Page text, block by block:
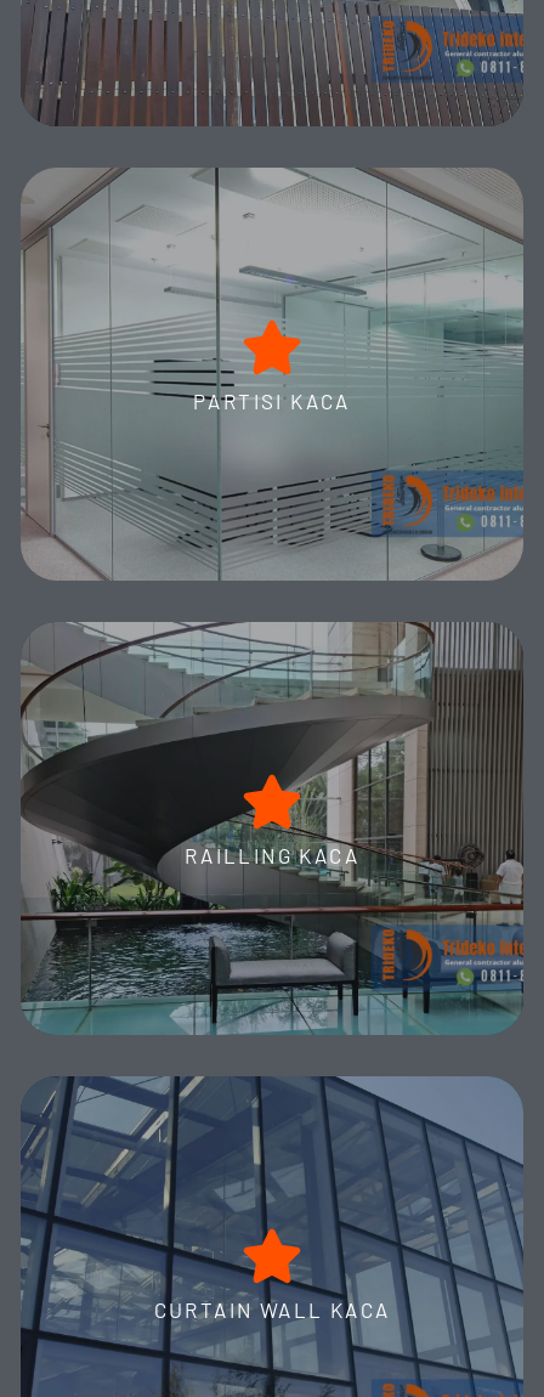
MORE DETAILS
PARTISI KACA
Aneka Partisi Kaca Frameless
Partisi Kaca Frameless Trideko Interior: Solusi Modern
Eksklusif Desain Ruangan Anda. Spesialisasi Kaca 12mm,
Kaca Lengkung, Shower Screen, dan Kubikel Toilet Kaca. Raih
Estetika Minimalis dan Fungsionalitas Maksimal Terbaik!
MORE DETAILS
RAILLING KACA
Aneka railling kaca
Railing Kaca Trideko Interior: Solusi Elegan Premium untuk
Balkon dan Kolam Renang. Spesialis Spigot Kaca dan
Aksesori Fungsional Lengkap. Ciptakan Tampilan Mewah dan
Estetis Sempurna!
MORE DETAILS
CURTAIN WALL KACA
curtain wall kaca
Curtain Wall Kaca Trideko Interior: Fasad Ikonik Mewah.
Solusi Visual Superior untuk Hotel, Gedung, dan Pusat
Perbelanjaan. Elevasi Arsitektur Maksimal dengan Desain
Memukau!
MORE DETAILS